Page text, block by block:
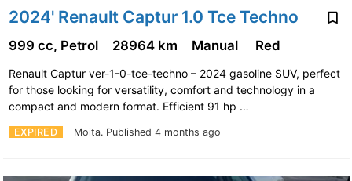
2024' Renault Captur 1.0 Tce Techno
EXPIRED Moita. Published 4 months ago
999 cc, Petrol 28964 km Manual Red
Renault Captur ver-1-0-tce-techno – 2024 gasoline SUV, perfect
for those looking for versatility, comfort and technology in a
compact and modern format. Efficient 91 hp …